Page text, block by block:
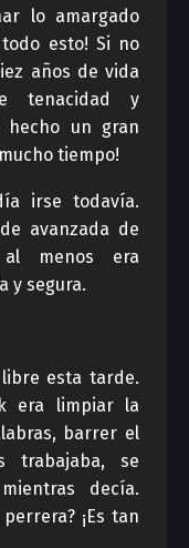
lo amargado
esto! Si no
años de vida
tenacidad y
hecho un gran
tiempo!
irse todavía.
avanzada de
menos era
y segura.
esta tarde.
era limpiar la
barrer el
trabajaba, se
decía.
¡Es tan